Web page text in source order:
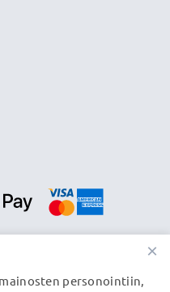
×
personointiin,